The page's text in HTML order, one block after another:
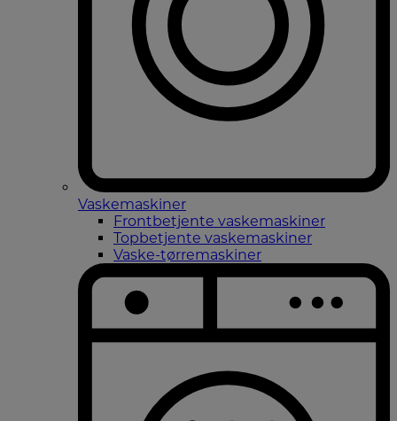
Vaskemaskiner
Frontbetjente vaskemaskiner
Topbetjente vaskemaskiner
Vaske-tørremaskiner